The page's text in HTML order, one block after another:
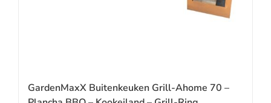
GardenMaxX Buitenkeuken Grill-Ahome 70 –